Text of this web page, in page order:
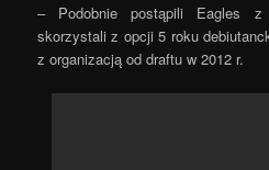
– Podobnie postąpili Eagles
skorzystali z opcji 5 roku
z organizacją od draftu w 2012 r.